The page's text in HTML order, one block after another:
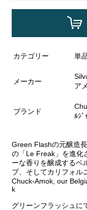
カテゴリー 単
メーカー
ア
ブランド
ﾙｼﾞ
Green Flashの元醸造
の「Le Freak」を進化
ーな香りを醸成するベ
プ、そしてカリフォル
Chuck-Amok, our
k
グリーンフラッシュに